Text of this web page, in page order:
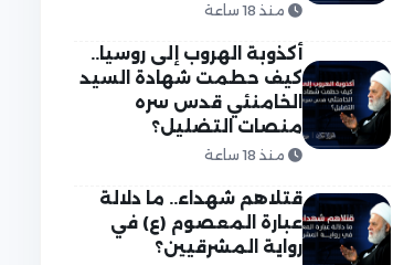
منذ 18 ساعة
أكذوبة الهروب إلى روسيا..
كيف حطمت شهادة السيد
الخامنئي قدس سره
منصات التضليل؟
منذ 18 ساعة
قتلاهم شهداء.. ما دلالة
عبارة المعصوم (ع) في
رواية المشرقيين؟